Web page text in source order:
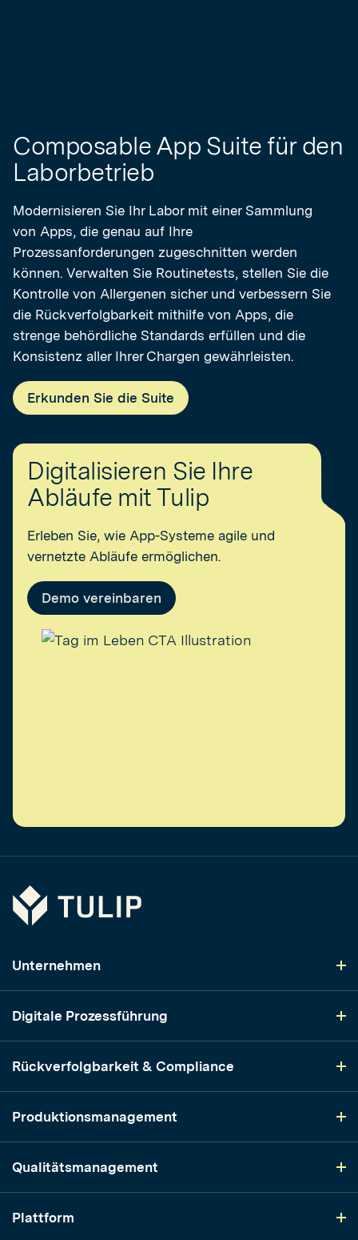
Composable App Suite für den
Laborbetrieb
Modernisieren Sie Ihr Labor mit einer Sammlung
von Apps, die genau auf Ihre
Prozessanforderungen zugeschnitten werden
können. Verwalten Sie Routinetests, stellen Sie die
Kontrolle von Allergenen sicher und verbessern Sie
die Rückverfolgbarkeit mithilfe von Apps, die
strenge behördliche Standards erfüllen und die
Konsistenz aller Ihrer Chargen gewährleisten.
Erkunden Sie die Suite
Digitalisieren Sie Ihre
Abläufe mit Tulip
Erleben Sie, wie App-Systeme agile und
vernetzte Abläufe ermöglichen.
Demo vereinbaren
Tulip
Unternehmen
Digitale Prozessführung
Rückverfolgbarkeit & Compliance
Produktionsmanagement
Qualitätsmanagement
Plattform